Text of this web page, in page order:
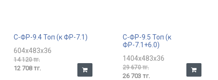
С-ФР-9.4 Топ (к ФР-7.1)
604x483x36
14 120 тг.
12 708 тг.
С-ФР-9.5 Топ (к
ФР-7.1+6.0)
1404x483x36
29 670 тг.
26 703 тг.